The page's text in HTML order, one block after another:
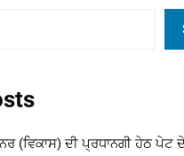
(ਵਿਕਾਸ) ਦੀ ਪ੍ਰਧਾਨਗੀ ਹੇਠ ਪੇਟ